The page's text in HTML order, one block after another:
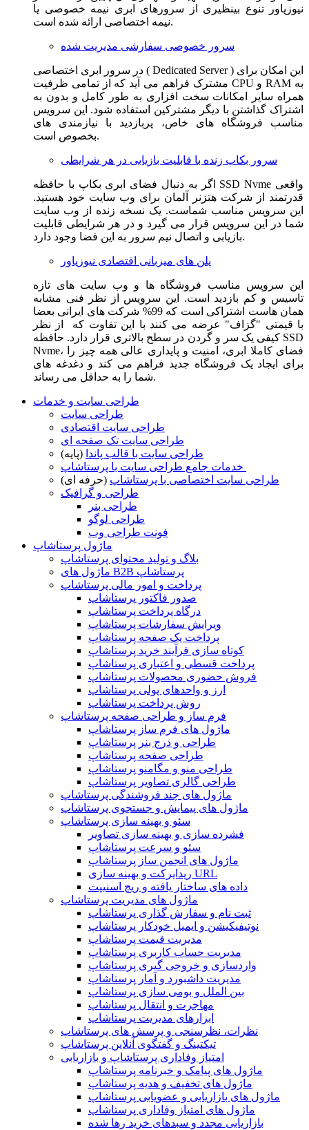
نیوزپاور تنوع بینظیری از سرورهای ابری نیمه خصوصی یا
نیمه اختصاصی ارائه شده است.
سرور خصوصی سفارشی مدیریت شده
در سرور ابری اختصاصی ( Dedicated Server ) این امکان برای
مشترک فراهم می آید که از تمامی ظرفیت CPU و RAM به
همراه سایر امکانات سخت افزاری به طور کامل و بدون به
اشتراک گذاشتن با دیگر مشترکین استفاده شود. این سرویس
مناسب فروشگاه های خاص، پربازدید با نیازمندی های
بخصوص است.
سرور بکاپ زنده با قابلیت بازیابی در هر شرایطی
اگر به دنبال فضای ابری بکاپ با حافظه SSD Nvme واقعی
قدرتمند از شرکت هتزنر آلمان برای وب سایت خود هستید.
این سرویس مناسب شماست. یک نسخه زنده از وب سایت
شما در این سرویس قرار می گیرد و در هر شرایطی قابلیت
بازیابی و اتصال نیم سرور به این فضا وجود دارد.
پلن های میزبانی اقتصادی نیوزپاور
این سرویس مناسب فروشگاه ها و وب سایت های تازه
تاسیس و کم بازدید است. این سرویس از نظر فنی مشابه
همان هاست اشتراکی است که 99% شرکت های ایرانی بعضا
با قیمتی "گزاف" عرضه می کنند با این تفاوت که از نظر
کیفی یک سر و گردن در سطح بالاتری قرار دارد. حافظه SSD
Nvme، فضای کاملا ابری، امنیت و پایداری عالی همه چیز را
برای ایجاد یک فروشگاه جدید فراهم می کند و دغدغه های
شما را به حداقل می رساند.
طراحی سایت و خدمات
طراحی سایت
طراحی سایت اقتصادی
طراحی سایت تک صفحه ای
طراحی سایت با قالب پاندا (پایه)
طراحی سایت اختصاصی با پرستاشاپ (حرفه ای)
طراحی و گرافیک
طراحی بنر
طراحی لوگو
فونت طراحی وب
ماژول پرستاشاپ
بلاگ و تولید محتوای پرستاشاپ
ماژول های B2B پرستاشاپ
پرداخت و امور مالی پرستاشاپ
صدور فاکتور پرستاشاپ
درگاه پرداخت پرستاشاپ
ویرایش سفارشات پرستاشاپ
پرداخت یک صفحه پرستاشاپ
کوتاه سازی فرآیند خرید پرستاشاپ
پرداخت قسطی و اعتباری پرستاشاپ
فروش حضوری محصولات پرستاشاپ
ارز و واحدهای پولی پرستاشاپ
روش پرداخت پرستاشاپ
فرم ساز و طراحی صفحه پرستاشاپ
ماژول های فرم ساز پرستاشاپ
طراحی و درج بنر پرستاشاپ
طراحی صفحه پرستاشاپ
طراحی منو و مگامنو پرستاشاپ
طراحی گالری تصاویر پرستاشاپ
ماژول های چند فروشندگی پرستاشاپ
ماژول های پیمایش و جستجوی پرستاشاپ
سئو و بهینه سازی پرستاشاپ
فشرده سازی و بهینه سازی تصاویر
سئو و سرعت پرستاشاپ
ماژول های انجمن ساز پرستاشاپ
ریدایرکت و بهینه سازی URL
داده های ساختار یافته و ریچ اسنیپت
ماژول های مدیریت پرستاشاپ
ثبت نام و سفارش گذاری پرستاشاپ
نوتیفیکیشن و ایمیل خودکار پرستاشاپ
مدیریت قیمت پرستاشاپ
مدیریت حساب کاربری پرستاشاپ
واردسازی و خروجی گیری پرستاشاپ
مدیریت داشبورد و آمار پرستاشاپ
بین الملل و بومی سازی پرستاشاپ
مهاجرت و انتقال پرستاشاپ
ابزارهای مدیریت پرستاشاپ
نظرات، نظرسنجی و پرسش های پرستاشاپ
تیکتینگ و گفتگوی آنلاین پرستاشاپ
امتیاز وفاداری پرستاشاپ و بازاریابی
ماژول های پیامک و خبرنامه پرستاشاپ
ماژول های تخفیف و هدیه پرستاشاپ
ماژول های بازاریابی و عضویابی پرستاشاپ
ماژول های امتیاز وفاداری پرستاشاپ
بازاریابی مجدد و سبدهای خرید رها شده